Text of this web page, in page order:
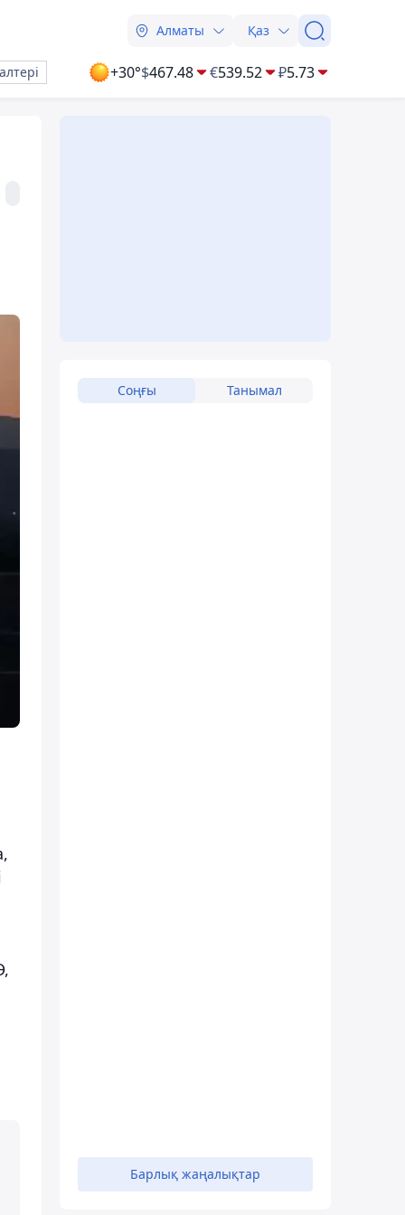
Алматы Қаз
+30°$467.48 €539.52 ₽5.73
Соңғы Танымал
Барлық жаңалықтар